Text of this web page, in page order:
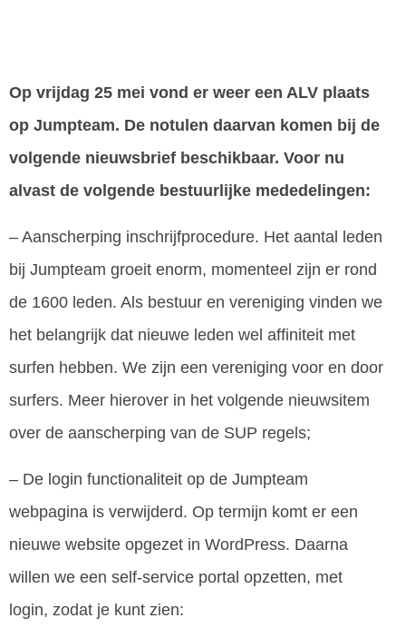
Op vrijdag 25 mei vond er weer een ALV plaats
op Jumpteam. De notulen daarvan komen bij de
volgende nieuwsbrief beschikbaar. Voor nu
alvast de volgende bestuurlijke mededelingen:
– Aanscherping inschrijfprocedure. Het aantal leden
bij Jumpteam groeit enorm, momenteel zijn er rond
de 1600 leden. Als bestuur en vereniging vinden we
het belangrijk dat nieuwe leden wel affiniteit met
surfen hebben. We zijn een vereniging voor en door
surfers. Meer hierover in het volgende nieuwsitem
over de aanscherping van de SUP regels;
– De login functionaliteit op de Jumpteam
webpagina is verwijderd. Op termijn komt er een
nieuwe website opgezet in WordPress. Daarna
willen we een self-service portal opzetten, met
login, zodat je kunt zien: